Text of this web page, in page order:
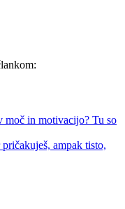
moč in motivacijo? Tu so
ampak tisto,